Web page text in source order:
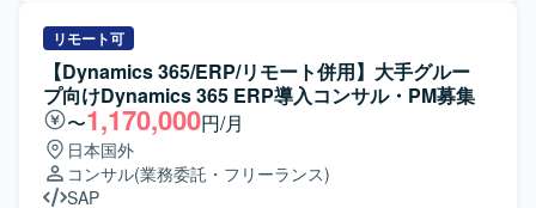
るロジスティクス領域のSAP導入、および関連する可視化
基盤の構築・連携方針の検討、要件整理、設計支援などを
行っていただきます。PMは全体計画策定や進行管理、課題
管理、ステークホルダー調整を担い、コンサルタントは各
モジュールの要件定義、Fit&Gap、設計レビュー、受入支援
などをリードしていただきます。 【求める人物像】 グロー
バルプロジェクト環境において主体的にコミュニケーショ
リモート可
【Dynamics 365/ERP/リモート併用】大手グルー
プ向けDynamics 365 ERP導入コンサル・PM募集
〜1,170,000円/月
日本国外
コンサル(業務委託・フリーランス)
SAP